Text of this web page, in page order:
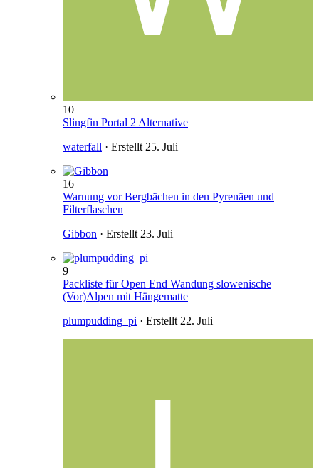
10
Slingfin Portal 2 Alternative
waterfall · Erstellt 25. Juli
16
Warnung vor Bergbächen in den Pyrenäen und
Filterflaschen
Gibbon · Erstellt 23. Juli
9
Packliste für Open End Wandung slowenische
(Vor)Alpen mit Hängematte
plumpudding_pi · Erstellt 22. Juli